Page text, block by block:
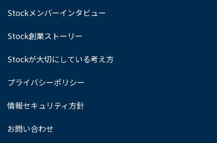
Stockメンバーインタビュー
Stock創業ストーリー
Stockが大切にしている考え方
プライバシーポリシー
情報セキュリティ方針
お問い合わせ